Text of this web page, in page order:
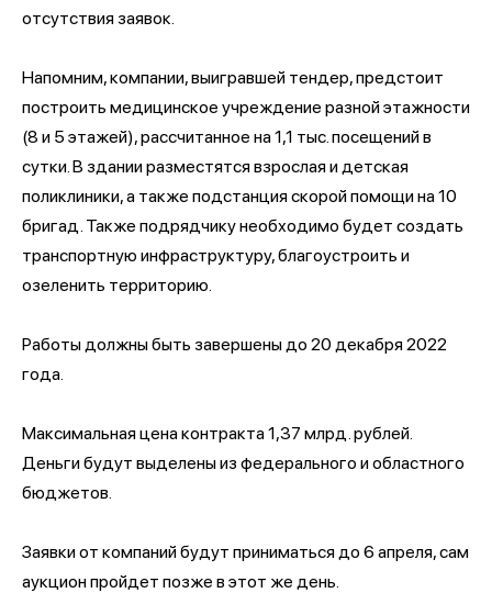
отсутствия заявок.
Напомним, компании, выигравшей тендер, предстоит
построить медицинское учреждение разной этажности
(8 и 5 этажей), рассчитанное на 1,1 тыс. посещений в
сутки. В здании разместятся взрослая и детская
поликлиники, а также подстанция скорой помощи на 10
бригад. Также подрядчику необходимо будет создать
транспортную инфраструктуру, благоустроить и
озеленить территорию.
Работы должны быть завершены до 20 декабря 2022
года.
Максимальная цена контракта 1,37 млрд. рублей.
Деньги будут выделены из федерального и областного
бюджетов.
Заявки от компаний будут приниматься до 6 апреля, сам
аукцион пройдет позже в этот же день.